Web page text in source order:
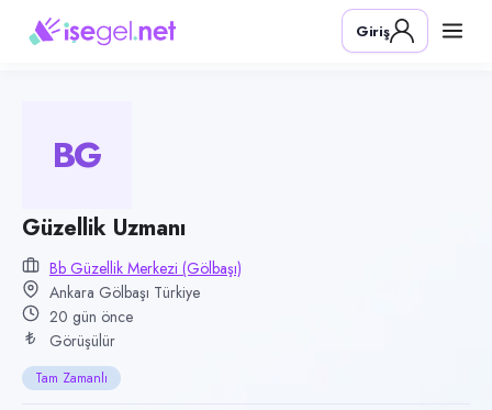
Pozisyon
Güzellik Uzmanı
Kategori
Konum
Gölbaşı, Ankara
Çalışma şekli
Tam Zamanlı · Ofis
Yayın tarihi
17 Temmuz 2026
Giriş
BG
Güzellik Uzmanı
Bb Güzellik Merkezi (Gölbaşı)
Ankara Gölbaşı Türkiye
20 gün önce
Görüşülür
Tam Zamanlı